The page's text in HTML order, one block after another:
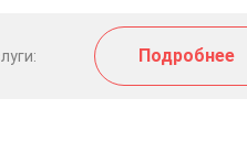
Подробнее